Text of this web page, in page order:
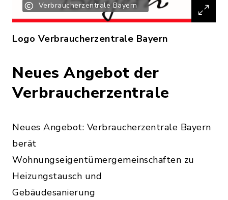
Verbraucherzentrale Bayern
Logo Verbraucherzentrale Bayern
Neues Angebot der
Verbraucherzentrale
Neues Angebot: Verbraucherzentrale Bayern
berät
Wohnungseigentümergemeinschaften zu
Heizungstausch und
Gebäudesanierung